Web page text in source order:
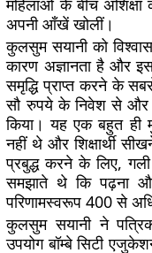
महिलाओं के बीच
अपनी आँखें खोलीं।
कुलसुम सयानी को
कारण अज्ञानता है और
समृद्धि प्राप्त करने के
सौ रुपये के निवेश से और
किया। यह एक बहुत ही
नहीं थे और शिक्षार्थी
प्रबुद्ध करने के लिए,
समझाते थे कि पढ़ना
परिणामस्वरूप 400 से
कुलसुम सयानी ने
उपयोग बॉम्बे सिटी